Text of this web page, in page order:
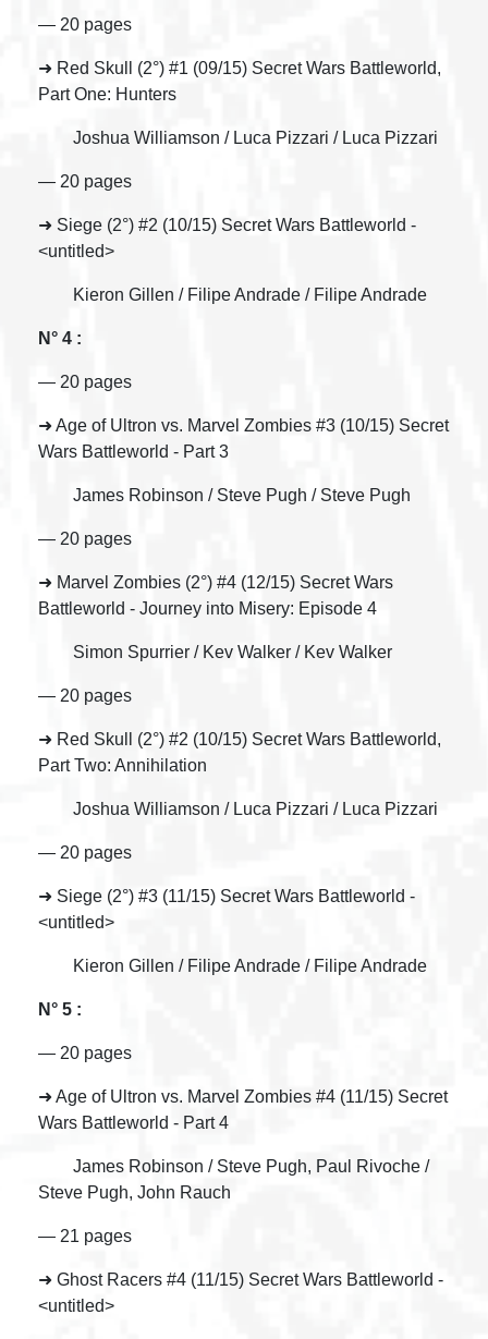
— 20 pages
➜ Red Skull (2°) #1 (09/15) Secret Wars Battleworld,
Part One: Hunters
Joshua Williamson / Luca Pizzari / Luca Pizzari
— 20 pages
➜ Siege (2°) #2 (10/15) Secret Wars Battleworld -
<untitled>
Kieron Gillen / Filipe Andrade / Filipe Andrade
N° 4 :
— 20 pages
➜ Age of Ultron vs. Marvel Zombies #3 (10/15) Secret
Wars Battleworld - Part 3
James Robinson / Steve Pugh / Steve Pugh
— 20 pages
➜ Marvel Zombies (2°) #4 (12/15) Secret Wars
Battleworld - Journey into Misery: Episode 4
Simon Spurrier / Kev Walker / Kev Walker
— 20 pages
➜ Red Skull (2°) #2 (10/15) Secret Wars Battleworld,
Part Two: Annihilation
Joshua Williamson / Luca Pizzari / Luca Pizzari
— 20 pages
➜ Siege (2°) #3 (11/15) Secret Wars Battleworld -
<untitled>
Kieron Gillen / Filipe Andrade / Filipe Andrade
N° 5 :
— 20 pages
➜ Age of Ultron vs. Marvel Zombies #4 (11/15) Secret
Wars Battleworld - Part 4
James Robinson / Steve Pugh, Paul Rivoche /
Steve Pugh, John Rauch
— 21 pages
➜ Ghost Racers #4 (11/15) Secret Wars Battleworld -
<untitled>